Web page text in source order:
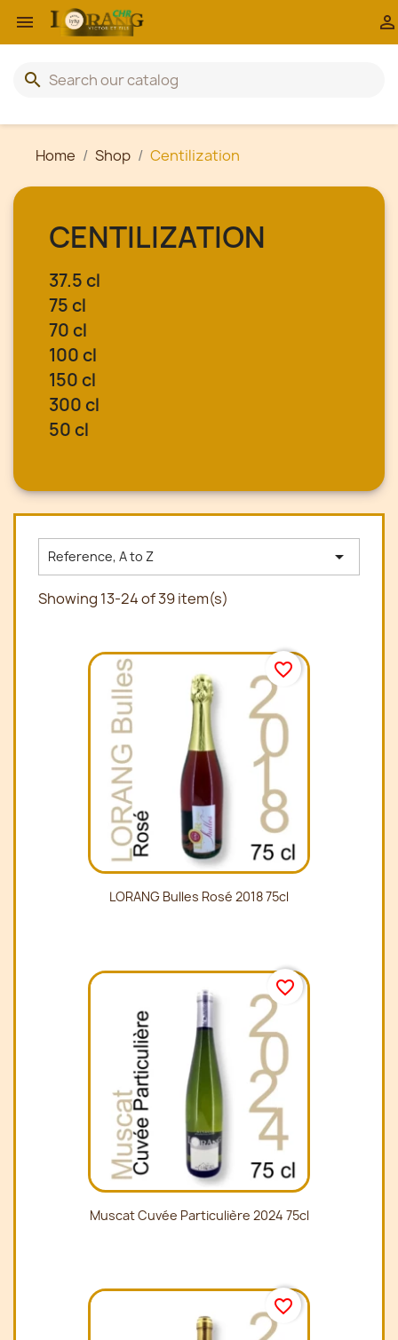
 
search
Home Shop Centilization
CENTILIZATION
37.5 cl
75 cl
70 cl
100 cl
150 cl
300 cl
50 cl
Reference, A to Z 
Showing 13-24 of 39 item(s)
LORANG Bulles Rosé 2018 75cl
favorite_border
Muscat Cuvée Particulière 2024 75cl
favorite_border
favorite_border